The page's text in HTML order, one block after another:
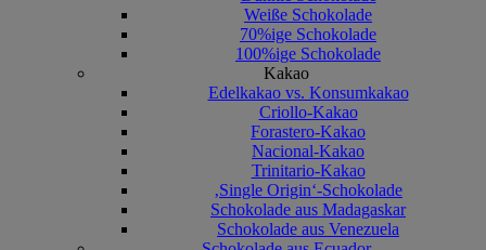
Weiße Schokolade
70%ige Schokolade
100%ige Schokolade
Kakao
Edelkakao vs. Konsumkakao
Criollo-Kakao
Forastero-Kakao
Nacional-Kakao
Trinitario-Kakao
‚Single Origin‘-Schokolade
Schokolade aus Madagaskar
Schokolade aus Venezuela